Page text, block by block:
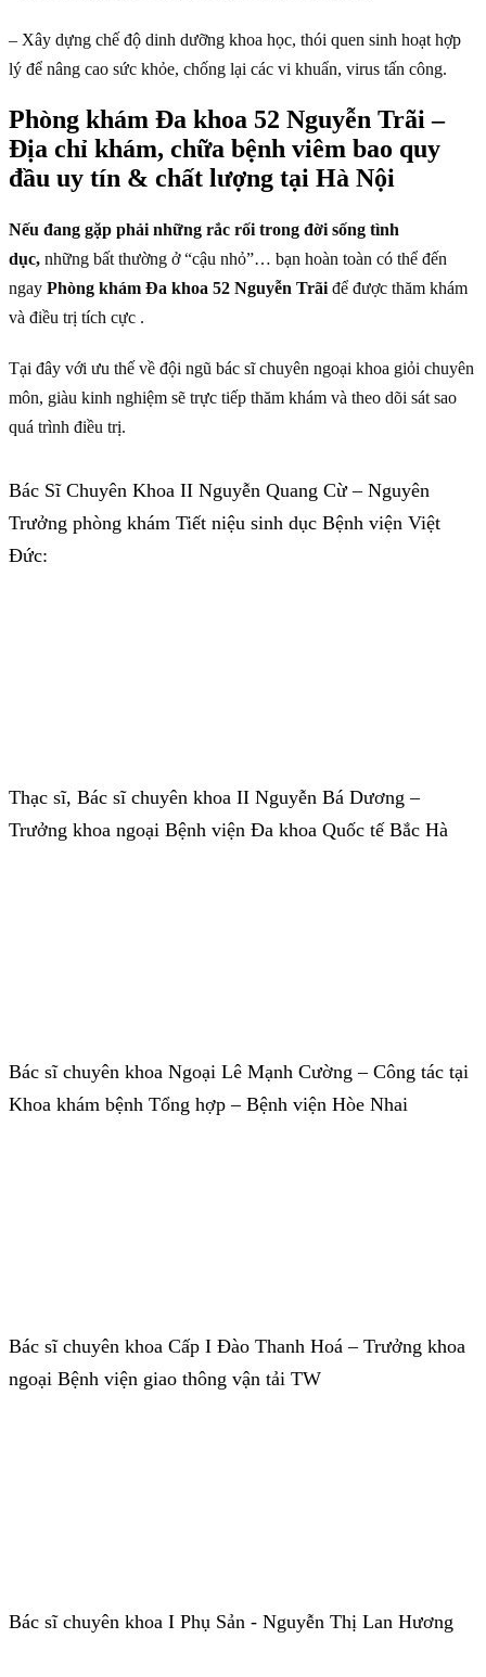
– Xây dựng chế độ dinh dưỡng khoa học, thói quen sinh hoạt hợp
lý để nâng cao sức khỏe, chống lại các vi khuẩn, virus tấn công.
Phòng khám Đa khoa 52 Nguyễn Trãi –
Địa chỉ khám, chữa bệnh viêm bao quy
đầu uy tín & chất lượng tại Hà Nội
Nếu đang gặp phải những rắc rối trong đời sống tình
dục, những bất thường ở “cậu nhỏ”… bạn hoàn toàn có thể đến
ngay Phòng khám Đa khoa 52 Nguyễn Trãi để được thăm khám
và điều trị tích cực .
Tại đây với ưu thế về đội ngũ bác sĩ chuyên ngoại khoa giỏi chuyên
môn, giàu kinh nghiệm sẽ trực tiếp thăm khám và theo dõi sát sao
quá trình điều trị.
Bác Sĩ Chuyên Khoa II Nguyễn Quang Cừ – Nguyên
Trưởng phòng khám Tiết niệu sinh dục Bệnh viện Việt
Đức:
Thạc sĩ, Bác sĩ chuyên khoa II Nguyễn Bá Dương –
Trưởng khoa ngoại Bệnh viện Đa khoa Quốc tế Bắc Hà
Bác sĩ chuyên khoa Ngoại Lê Mạnh Cường – Công tác tại
Khoa khám bệnh Tổng hợp – Bệnh viện Hòe Nhai
Bác sĩ chuyên khoa Cấp I Đào Thanh Hoá – Trưởng khoa
ngoại Bệnh viện giao thông vận tải TW
Bác sĩ chuyên khoa I Phụ Sản - Nguyễn Thị Lan Hương